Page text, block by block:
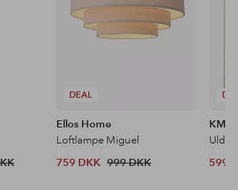
DEAL
Ellos Home
Loftlampe Miguel
759 DKK 999 DKK
KM
599